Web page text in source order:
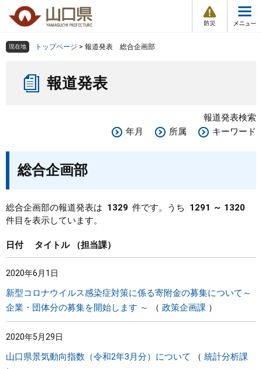
の
ー
メ
組織で探す
Other Languages
くらし・環境
教育・文化・スポーツ
しごと・産業・観光
県政情報
現在地 トップページ > 報道発表 総合企画部
報道発表
報道発表検索
年月
所属 キーワード
総合企画部
総合企画部の報道発表は 1329 件です。うち
1291 ～ 1320
件目を表示しています。
日付 タイトル 担当課
2020年6月1日
新型コロナウイルス感染症対策に係る寄附金の募集について～
企業・団体分の募集を開始します ～
政策企画課
2020年5月29日
山口県景気動向指数（令和2年3月分）について 統計分析課